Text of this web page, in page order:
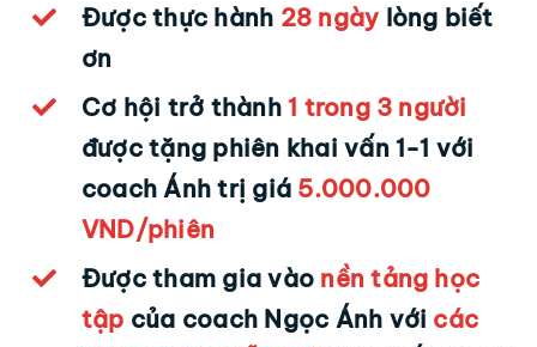
Được thực hành 28 ngày lòng biết
ơn
Cơ hội trở thành1 trong 3 người
được tặng phiên khai vấn 1-1 với
coach Ánh trị giá 5.000.000
VND/phiên
Được tham gia vào nền tảng học
tập của coach Ngọc Ánh với các